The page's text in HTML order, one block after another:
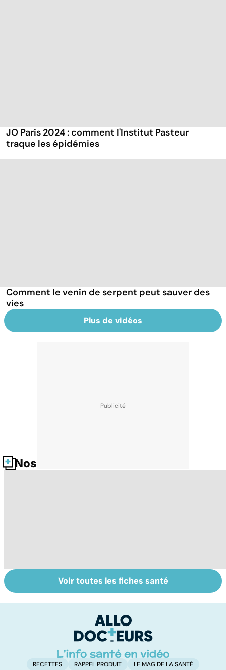
JO Paris 2024 : comment l'Institut Pasteur
traque les épidémies
Comment le venin de serpent peut sauver des
vies
Plus de vidéos
Nos fiches santé
Tout savoir sur le
cerveau
Staphylocoque
doré : une
surveillance
Voir toutes les fiches santé
RECETTES RAPPEL PRODUIT LE MAG DE LA SANTÉ